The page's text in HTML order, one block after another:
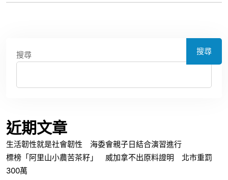
搜尋 搜尋
近期文章
生活韌性就是社會韌性 海委會親子日結合演習進行
標榜「阿里山小農苦茶籽」 威加拿不出原料證明 北市重罰
300萬